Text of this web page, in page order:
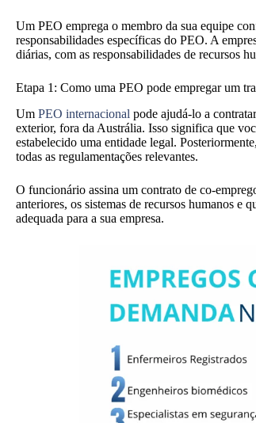
Um PEO emprega o membro da sua equipe
responsabilidades específicas do PEO. A
diárias, com as responsabilidades de recursos
Etapa 1: Como uma PEO pode empregar um
Um PEO internacional pode ajudá-lo a
exterior, fora da Austrália. Isso significa que
estabelecido uma entidade legal.
todas as regulamentações relevantes.
O funcionário assina um contrato de co-
anteriores, os sistemas de recursos humanos e
adequada para a sua empresa.